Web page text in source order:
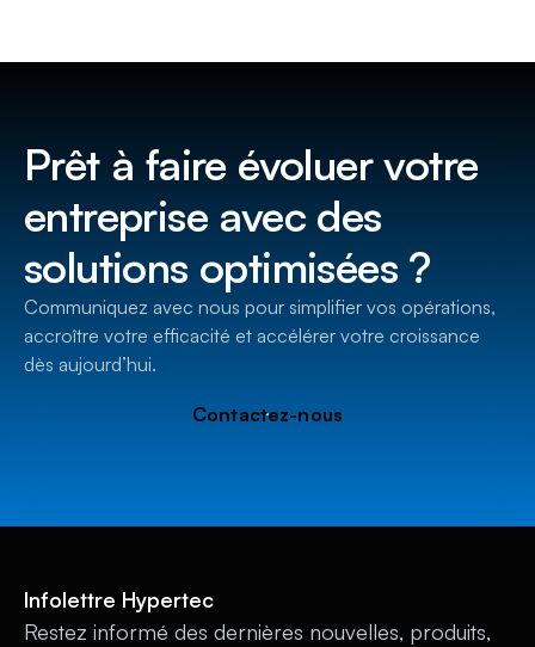
Prêt à faire évoluer votre
entreprise avec des
solutions optimisées ?
Communiquez avec nous pour simplifier vos opérations,
accroître votre efficacité et accélérer votre croissance
dès aujourd’hui.
Contactez-nous
Infolettre Hypertec
Restez informé des dernières nouvelles, produits,